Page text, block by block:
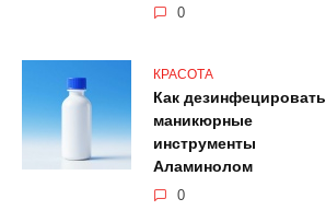
0
КРАСОТА
Как дезинфецировать
маникюрные
инструменты
Аламинолом
0